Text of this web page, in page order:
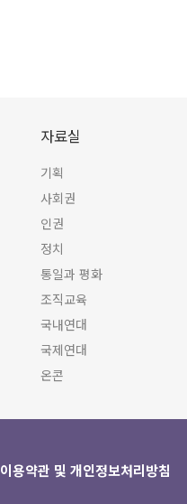
자료실
기획
사회권
인권
정치
통일과 평화
조직교육
국내연대
국제연대
온콘
이용약관 및 개인정보처리방침